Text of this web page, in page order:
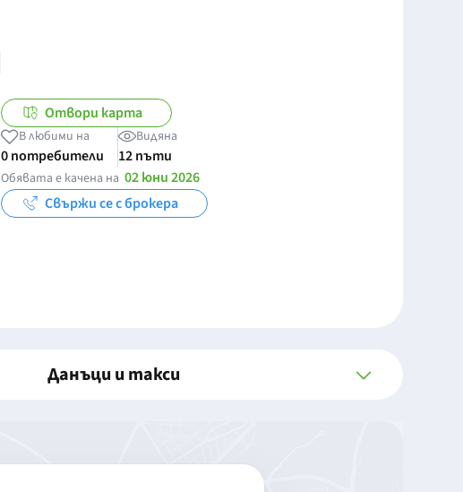
Отвори карта
В любими на
0 потребители
Видяна
12 пъти
Обявата е качена на 02 юни 2026
Свържи се с брокера
Данъци и такси